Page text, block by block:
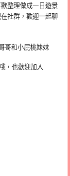
整理做成一日遊景
社群，歡迎一起聊
哥和小屁桃妹妹
，也歡迎加入